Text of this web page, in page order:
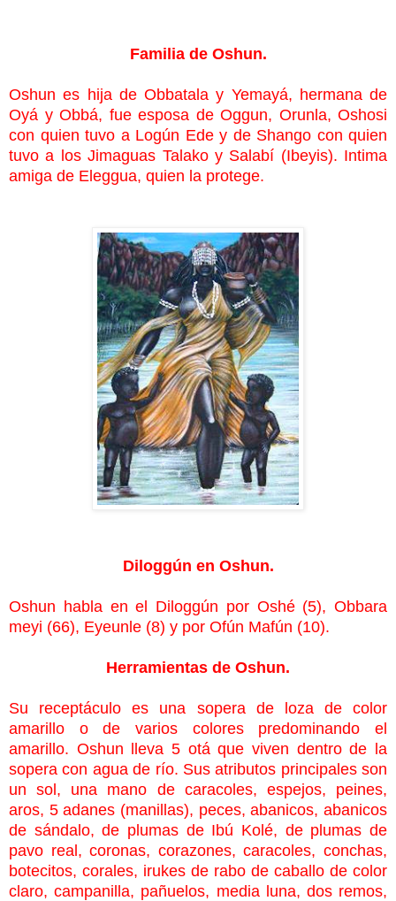
Familia de Oshun.
Oshun es hija de Obbatala y Yemayá, hermana de
Oyá y Obbá, fue esposa de Oggun, Orunla, Oshosi
con quien tuvo a Logún Ede y de Shango con quien
tuvo a los Jimaguas Talako y Salabí (Ibeyis). Intima
amiga de Eleggua, quien la protege.
Diloggún en Oshun.
Oshun habla en el Diloggún por Oshé (5), Obbara
meyi (66), Eyeunle (8) y por Ofún Mafún (10).
Herramientas de Oshun.
Su receptáculo es una sopera de loza de color
amarillo o de varios colores predominando el
amarillo. Oshun lleva 5 otá que viven dentro de la
sopera con agua de río. Sus atributos principales son
un sol, una mano de caracoles, espejos, peines,
aros, 5 adanes (manillas), peces, abanicos, abanicos
de sándalo, de plumas de Ibú Kolé, de plumas de
pavo real, coronas, corazones, caracoles, conchas,
botecitos, corales, irukes de rabo de caballo de color
claro, campanilla, pañuelos, media luna, dos remos,